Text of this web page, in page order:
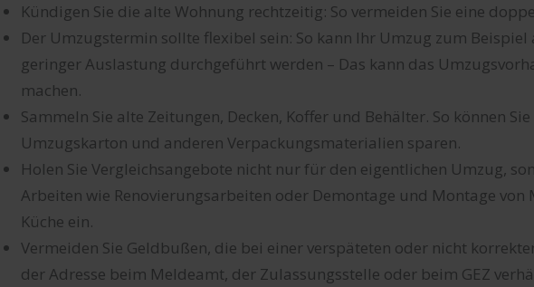
Kündigen Sie die alte Wohnung rechtzeitig: So vermeiden Sie eine
Der Umzugstermin sollte flexibel sein: So kann Ihr Umzug zum Beispiel
geringer Auslastung durchgeführt werden – Das kann das
machen.
Sammeln Sie alte Zeitungen, Decken, Koffer und Behälter. So können Sie
Umzugskarton und anderen Verpackungsmaterialien sparen.
Holen Sie Vergleichsangebote nicht nur für den eigentlichen Umzug,
Arbeiten wie Renovierungsarbeiten oder Demontage und Montage von
Küche ein.
Vermeiden Sie Geldbußen, die bei einer verspäteten oder nicht
der Adresse beim Meldeamt, der Zulassungsstelle oder beim GEZ